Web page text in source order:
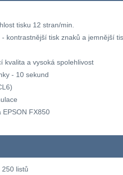
tisku 12 stran/min.
kontrastnější tisk znaků a jemnější
kvalita a vysoká spolehlivost
- 10 sekund
EPSON FX850
listů